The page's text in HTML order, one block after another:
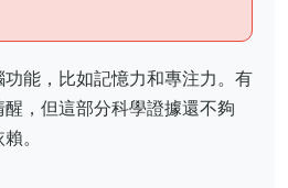
能，比如記憶力和專注力。有
，但這部分科學證據還不夠
。